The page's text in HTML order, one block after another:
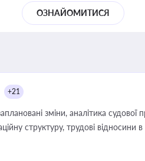
ОЗНАЙОМИТИСЯ
+21
зміни, аналітика
структуру, трудові